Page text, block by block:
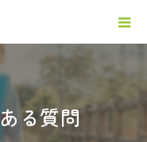
る質問